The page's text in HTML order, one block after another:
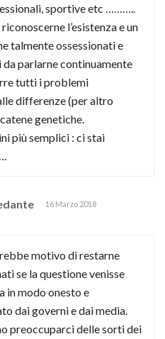
sportive etc ………..
l’esistenza e un
talmente ossessionati e
parlarne continuamente
tutti i problemi
differenze (per altro
genetiche.
più semplici : ci stai
16 Marzo 2018
motivo di restarne
se la questione venisse
in modo onesto e
dai governi e dai media.
preoccuparci delle sorti dei